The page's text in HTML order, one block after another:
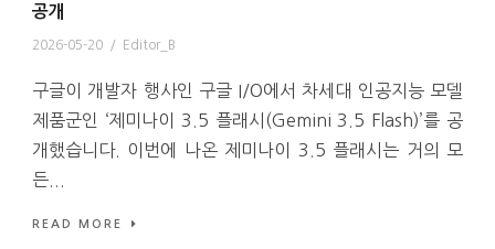
공개
2026-05-20 / Editor_B
구글이 개발자 행사인 구글 I/O에서 차세대 인공지능 모델
제품군인 ‘제미나이 3.5 플래시(Gemini 3.5 Flash)’를 공
개했습니다. 이번에 나온 제미나이 3.5 플래시는 거의 모
든...
READ MORE